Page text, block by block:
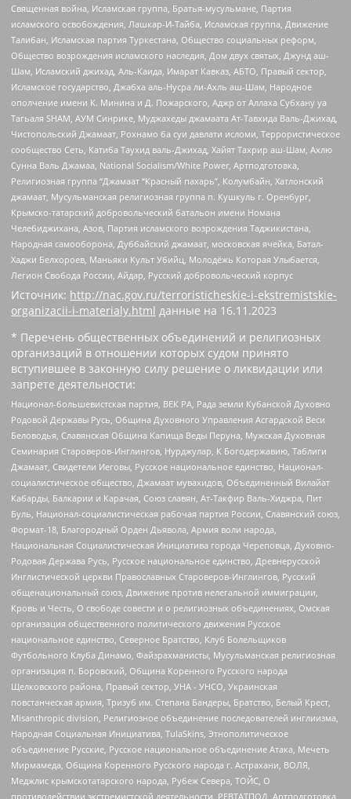
Священная война, Исламская группа, Братья-мусульмане, Партия
исламского освобождения, Лашкар-И-Тайба, Исламская группа, Движение
Талибан, Исламская партия Туркестана, Общество социальных реформ,
Общество возрождения исламского наследия, Дом двух святых, Джунд аш-
Шам, Исламский джихад, Аль-Каида, Имарат Кавказ, АБТО, Правый сектор,
Исламское государство, Джабха аль-Нусра ли-Ахль аш-Шам, Народное
ополчение имени К. Минина и Д. Пожарского, Аджр от Аллаха Субхану уа
Тагьаля SHAM, АУМ Синрике, Муджахеды джамаата Ат-Тавхида Валь-Джихад,
Чистопольский Джамаат, Рохнамо ба суи давлати исломи, Террористическое
сообщество Сеть, Катиба Таухид валь-Джихад, Хайят Тахрир аш-Шам, Ахлю
Сунна Валь Джамаа, National Socialism/White Power, Артподготовка,
Религиозная группа “Джамаат “Красный пахарь”, Колумбайн, Хатлонский
джамаат, Мусульманская религиозная группа п. Кушкуль г. Оренбург,
Крымско-татарский добровольческий батальон имени Номана
Челебиджихана, Азов, Партия исламского возрождения Таджикистана,
Народная самооборона, Дуббайский джамаат, московская ячейка, Батал-
Хаджи Белхороев, Маньяки Культ Убийц, Молодёжь Которая Улыбается,
Легион Свобода России, Айдар, Русский добровольческий корпус
Источник: http://nac.gov.ru/terroristicheskie-i-ekstremistskie-
organizacii-i-materialy.html данные на 16.11.2023
* Перечень общественных объединений и религиозных
организаций в отношении которых судом принято
вступившее в законную силу решение о ликвидации или
запрете деятельности:
Национал-большевистская партия, ВЕК РА, Рада земли Кубанской Духовно
Родовой Державы Русь, Община Духовного Управления Асгардской Веси
Беловодья, Славянская Община Капища Веды Перуна, Мужская Духовная
Семинария Староверов-Инглингов, Нурджулар, К Богодержавию, Таблиги
Джамаат, Свидетели Иеговы, Русское национальное единство, Национал-
социалистическое общество, Джамаат мувахидов, Объединенный Вилайат
Кабарды, Балкарии и Карачая, Союз славян, Ат-Такфир Валь-Хиджра, Пит
Буль, Национал-социалистическая рабочая партия России, Славянский союз,
Формат-18, Благородный Орден Дьявола, Армия воли народа,
Национальная Социалистическая Инициатива города Череповца, Духовно-
Родовая Держава Русь, Русское национальное единство, Древнерусской
Инглистической церкви Православных Староверов-Инглингов, Русский
общенациональный союз, Движение против нелегальной иммиграции,
Кровь и Честь, О свободе совести и о религиозных объединениях, Омская
организация общественного политического движения Русское
национальное единство, Северное Братство, Клуб Болельщиков
Футбольного Клуба Динамо, Файзрахманисты, Мусульманская религиозная
организация п. Боровский, Община Коренного Русского народа
Щелковского района, Правый сектор, УНА - УНСО, Украинская
повстанческая армия, Тризуб им. Степана Бандеры, Братство, Белый Крест,
Misanthropic division, Религиозное объединение последователей инглиизма,
Народная Социальная Инициатива, TulaSkins, Этнополитическое
объединение Русские, Русское национальное объединение Атака, Мечеть
Мирмамеда, Община Коренного Русского народа г. Астрахани, ВОЛЯ,
Меджлис крымскотатарского народа, Рубеж Севера, ТОЙС, О
противодействии экстремистской деятельности, РЕВТАТПОД, Артподготовка,